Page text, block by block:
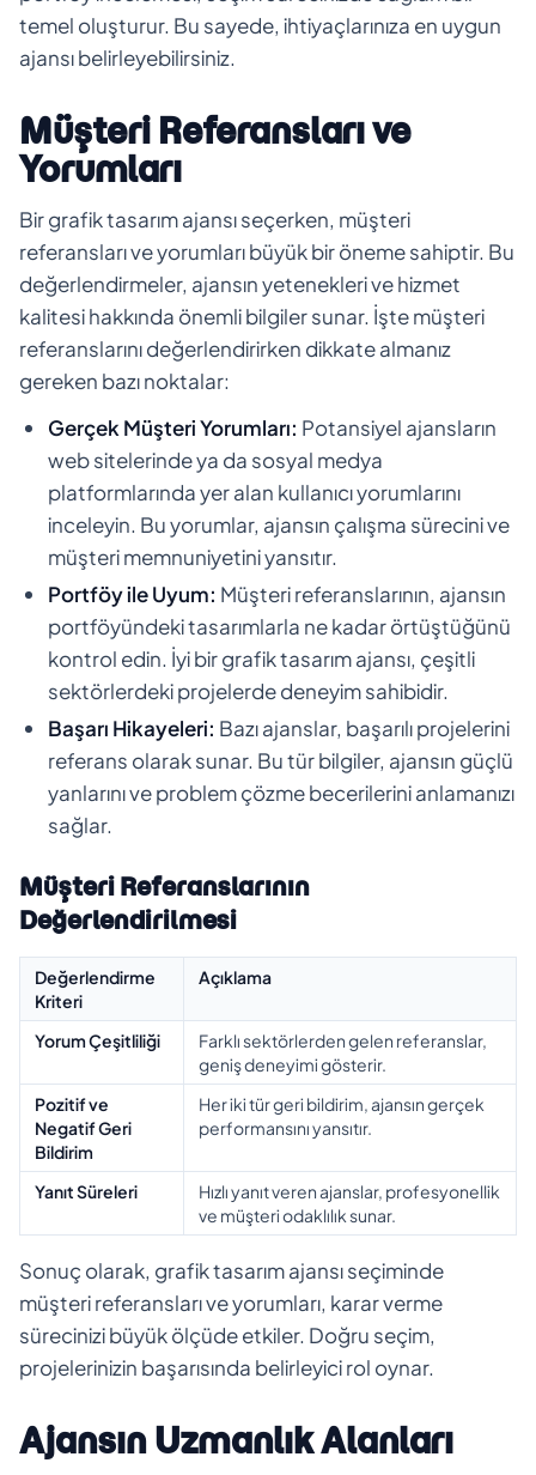
temel oluşturur. Bu sayede, ihtiyaçlarınıza en uygun
ajansı belirleyebilirsiniz.
Müşteri Referansları ve
Yorumları
Bir grafik tasarım ajansı seçerken, müşteri
referansları ve yorumları büyük bir öneme sahiptir. Bu
değerlendirmeler, ajansın yetenekleri ve hizmet
kalitesi hakkında önemli bilgiler sunar. İşte müşteri
referanslarını değerlendirirken dikkate almanız
gereken bazı noktalar:
Gerçek Müşteri Yorumları: Potansiyel ajansların
web sitelerinde ya da sosyal medya
platformlarında yer alan kullanıcı yorumlarını
inceleyin. Bu yorumlar, ajansın çalışma sürecini ve
müşteri memnuniyetini yansıtır.
Portföy ile Uyum: Müşteri referanslarının, ajansın
portföyündeki tasarımlarla ne kadar örtüştüğünü
kontrol edin. İyi bir grafik tasarım ajansı, çeşitli
sektörlerdeki projelerde deneyim sahibidir.
Başarı Hikayeleri: Bazı ajanslar, başarılı projelerini
referans olarak sunar. Bu tür bilgiler, ajansın güçlü
yanlarını ve problem çözme becerilerini anlamanızı
sağlar.
Müşteri Referanslarının
Değerlendirilmesi
Değerlendirme
Kriteri
Açıklama
Yorum Çeşitliliği
Farklı sektörlerden gelen referanslar,
geniş deneyimi gösterir.
Pozitif ve
Negatif Geri
Bildirim
Her iki tür geri bildirim, ajansın gerçek
performansını yansıtır.
Yanıt Süreleri
Hızlı yanıt veren ajanslar, profesyonellik
ve müşteri odaklılık sunar.
Sonuç olarak, grafik tasarım ajansı seçiminde
müşteri referansları ve yorumları, karar verme
sürecinizi büyük ölçüde etkiler. Doğru seçim,
projelerinizin başarısında belirleyici rol oynar.
Ajansın Uzmanlık Alanları